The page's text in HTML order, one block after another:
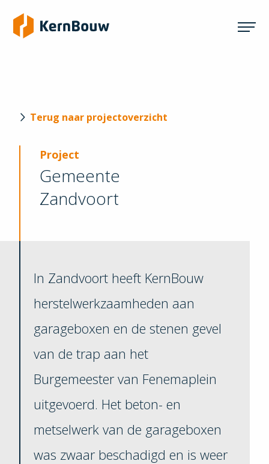
Project
Gemeente
Zandvoort
Terug naar projectoverzicht
In Zandvoort heeft KernBouw
herstelwerkzaamheden aan
garageboxen en de stenen gevel
van de trap aan het
Burgemeester van Fenemaplein
uitgevoerd. Het beton- en
metselwerk van de garageboxen
was zwaar beschadigd en is weer